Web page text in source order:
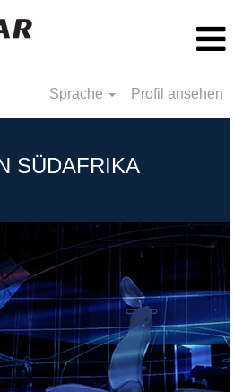
Sprache Profil ansehen
SÜDAFRIKA